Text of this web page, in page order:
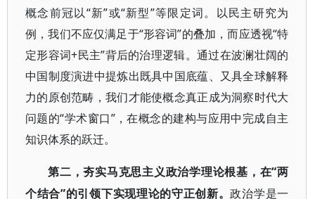
概念前冠以“新”或“新型”等限定词。以民主研究为
例，我们不应仅满足于“形容词”的叠加，而应透视“特
定形容词+民主”背后的治理逻辑。通过在波澜壮阔的
中国制度演进中提炼出既具中国底蕴、又具全球解释
力的原创范畴，我们才能使概念真正成为洞察时代大
问题的“学术窗口”，在概念的建构与应用中完成自主
知识体系的跃迁。
第二，夯实马克思主义政治学理论根基，在“两
个结合”的引领下实现理论的守正创新。政治学是一